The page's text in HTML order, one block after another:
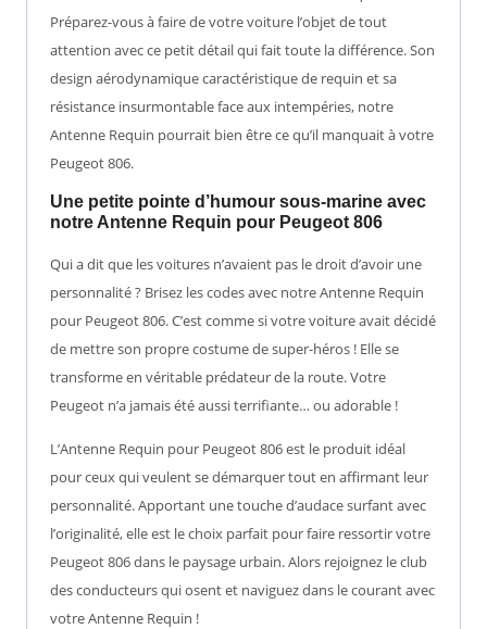
Préparez-vous à faire de votre voiture l’objet de tout
attention avec ce petit détail qui fait toute la différence. Son
design aérodynamique caractéristique de requin et sa
résistance insurmontable face aux intempéries, notre
Antenne Requin pourrait bien être ce qu’il manquait à votre
Peugeot 806.
Une petite pointe d’humour sous-marine avec
notre Antenne Requin pour Peugeot 806
Qui a dit que les voitures n’avaient pas le droit d’avoir une
personnalité ? Brisez les codes avec notre Antenne Requin
pour Peugeot 806. C’est comme si votre voiture avait décidé
de mettre son propre costume de super-héros ! Elle se
transforme en véritable prédateur de la route. Votre
Peugeot n’a jamais été aussi terrifiante… ou adorable !
L’Antenne Requin pour Peugeot 806 est le produit idéal
pour ceux qui veulent se démarquer tout en affirmant leur
personnalité. Apportant une touche d’audace surfant avec
l’originalité, elle est le choix parfait pour faire ressortir votre
Peugeot 806 dans le paysage urbain. Alors rejoignez le club
des conducteurs qui osent et naviguez dans le courant avec
votre Antenne Requin !